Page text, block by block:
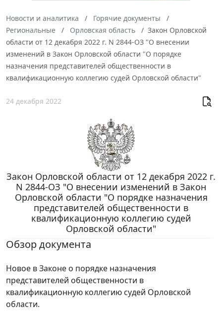
Новости и аналитика
Горячие документы
Региональные
Орловская область
Закон Орловской
области от 12 декабря 2022 г. N 2844-ОЗ "О внесении
изменений в Закон Орловской области "О порядке
назначения представителей общественности в
квалификационную коллегию судей Орловской области"
24 декабря 2022
Закон Орловской области от 12 декабря 2022 г.
N 2844-ОЗ "О внесении изменений в Закон
Орловской области "О порядке назначения
представителей общественности в
квалификационную коллегию судей
Орловской области"
Обзор документа
Новое в Законе о порядке назначения
представителей общественности в
квалификационную коллегию судей Орловской
области.